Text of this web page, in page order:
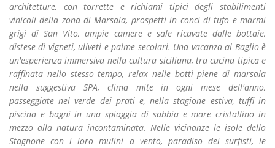
architetture, con torrette e richiami tipici degli stabilimenti
vinicoli della zona di Marsala, prospetti in conci di tufo e marmi
grigi di San Vito, ampie camere e sale ricavate dalle bottaie,
distese di vigneti, uliveti e palme secolari. Una vacanza al Baglio è
un'esperienza immersiva nella cultura siciliana, tra cucina tipica e
raffinata nello stesso tempo, relax nelle botti piene di marsala
nella suggestiva SPA, clima mite in ogni mese dell'anno,
passeggiate nel verde dei prati e, nella stagione estiva, tuffi in
piscina e bagni in una spiaggia di sabbia e mare cristallino in
mezzo alla natura incontaminata. Nelle vicinanze le isole dello
Stagnone con i loro mulini a vento, paradiso dei surfisti, le